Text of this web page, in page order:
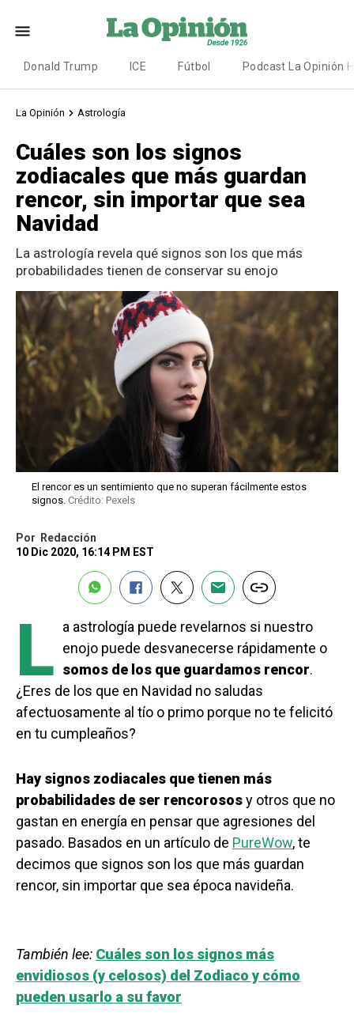
Donald Trump ICE Fútbol Podcast La Opinión
La Opinión Astrología
Cuáles son los signos
zodiacales que más guardan
rencor, sin importar que sea
Navidad
La astrología revela qué signos son los que más
probabilidades tienen de conservar su enojo
El rencor es un sentimiento que no superan fácilmente estos
signos. Crédito: Pexels
Por
Redacción
10 Dic 2020, 16:14 PM EST
L a astrología puede revelarnos si nuestro
enojo puede desvanecerse rápidamente o
somos de los que guardamos rencor.
¿Eres de los que en Navidad no saludas
afectuosamente al tío o primo porque no te felicitó
en tu cumpleaños?
Hay signos zodiacales que tienen más
probabilidades de ser rencorososy otros que no
gastan en energía en pensar que agresiones del
pasado. Basados en un artículo de PureWow, te
decimos que signos son los que más guardan
rencor, sin importar que sea época navideña.
También lee: Cuáles son los signos más
envidiosos (y celosos) del Zodiaco y cómo
pueden usarlo a su favor